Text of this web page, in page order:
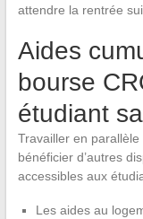
attendre la rentrée
Aides
bourse
étudiant
Travailler en parallèle
bénéficier d’autres
accessibles aux
Les aides au